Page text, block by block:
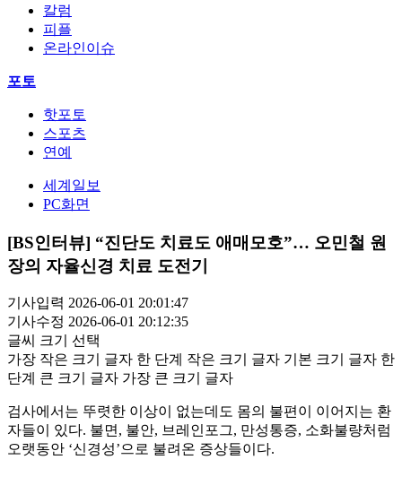
칼럼
피플
온라인이슈
포토
핫포토
스포츠
연예
세계일보
PC화면
[BS인터뷰] “진단도 치료도 애매모호”… 오민철 원
장의 자율신경 치료 도전기
기사입력 2026-06-01 20:01:47
기사수정 2026-06-01 20:12:35
글씨 크기 선택
가장 작은 크기 글자 한 단계 작은 크기 글자 기본 크기 글자 한
단계 큰 크기 글자 가장 큰 크기 글자
검사에서는 뚜렷한 이상이 없는데도 몸의 불편이 이어지는 환
자들이 있다. 불면, 불안, 브레인포그, 만성통증, 소화불량처럼
오랫동안 ‘신경성’으로 불려온 증상들이다.